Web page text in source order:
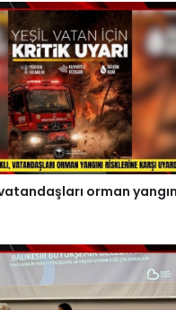
orman